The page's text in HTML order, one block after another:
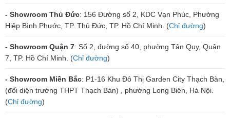
- Showroom Thủ Đức: 156 Đường số 2, KDC Vạn Phúc, Phường
Hiệp Bình Phước, TP. Thủ Đức, TP. Hồ Chí Minh. (Chỉ đường)
- Showroom Quận 7: Số 2, đường số 40, phường Tân Quy, Quận
7, TP. Hồ Chí Minh. (Chỉ đường)
- Showroom Miền Bắc: P1-16 Khu Đô Thị Garden City Thạch Bàn,
(đối diện trường THPT Thạch Bàn) , phường Long Biên, Hà Nội.
(Chỉ đường)